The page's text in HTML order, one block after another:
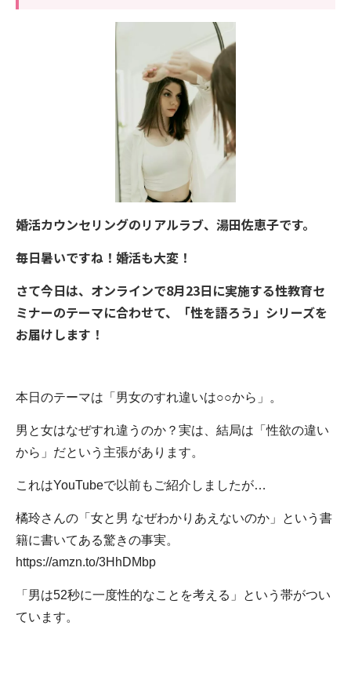
婚活カウンセリングのリアルラブ、湯田佐恵子です。
毎日暑いですね！婚活も大変！
さて今日は、オンラインで8月23日に実施する性教育セ
ミナーのテーマに合わせて、「性を語ろう」シリーズを
お届けします！
本日のテーマは「男女のすれ違いは○○から」。
男と女はなぜすれ違うのか？実は、結局は「性欲の違い
から」だという主張があります。
これはYouTubeで以前もご紹介しましたが…
橘玲さんの「女と男 なぜわかりあえないのか」という書
籍に書いてある驚きの事実。
https://amzn.to/3HhDMbp
「男は52秒に一度性的なことを考える」という帯がつい
ています。